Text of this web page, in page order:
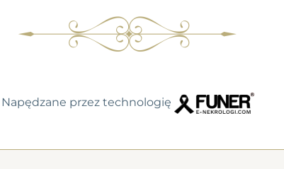
Napędzane przez technologię